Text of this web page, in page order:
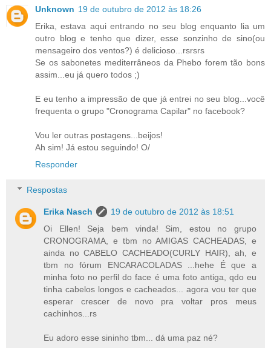
Unknown 19 de outubro de 2012 às 18:26
Erika, estava aqui entrando no seu blog enquanto lia um
outro blog e tenho que dizer, esse sonzinho de sino(ou
mensageiro dos ventos?) é delicioso...rsrsrs
Se os sabonetes mediterrâneos da Phebo forem tão bons
assim...eu já quero todos ;)
E eu tenho a impressão de que já entrei no seu blog...você
frequenta o grupo "Cronograma Capilar" no facebook?
Vou ler outras postagens...beijos!
Ah sim! Já estou seguindo! O/
Responder
Respostas
Erika Nasch
19 de outubro de 2012 às 18:51
Oi Ellen! Seja bem vinda! Sim, estou no grupo
CRONOGRAMA, e tbm no AMIGAS CACHEADAS, e
ainda no CABELO CACHEADO(CURLY HAIR), ah, e
tbm no fórum ENCARACOLADAS ...hehe É que a
minha foto no perfil do face é uma foto antiga, qdo eu
tinha cabelos longos e cacheados... agora vou ter que
esperar crescer de novo pra voltar pros meus
cachinhos...rs
Eu adoro esse sininho tbm... dá uma paz né?